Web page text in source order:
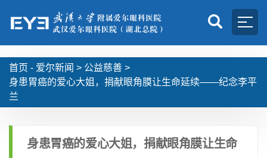
首页 - 爱尔新闻 > 公益慈善 >
身患胃癌的爱心大姐，捐献眼角膜让生命延续——纪念李平
兰
身患胃癌的爱心大姐，捐献眼角膜让生命